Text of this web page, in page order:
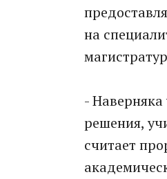
на
- Наверняка
решения,
считает